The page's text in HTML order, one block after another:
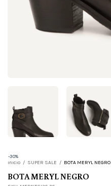
-30%
Inicio / SUPER SALE / BOTA MERYL NEGRO
BOTA MERYL NEGRO